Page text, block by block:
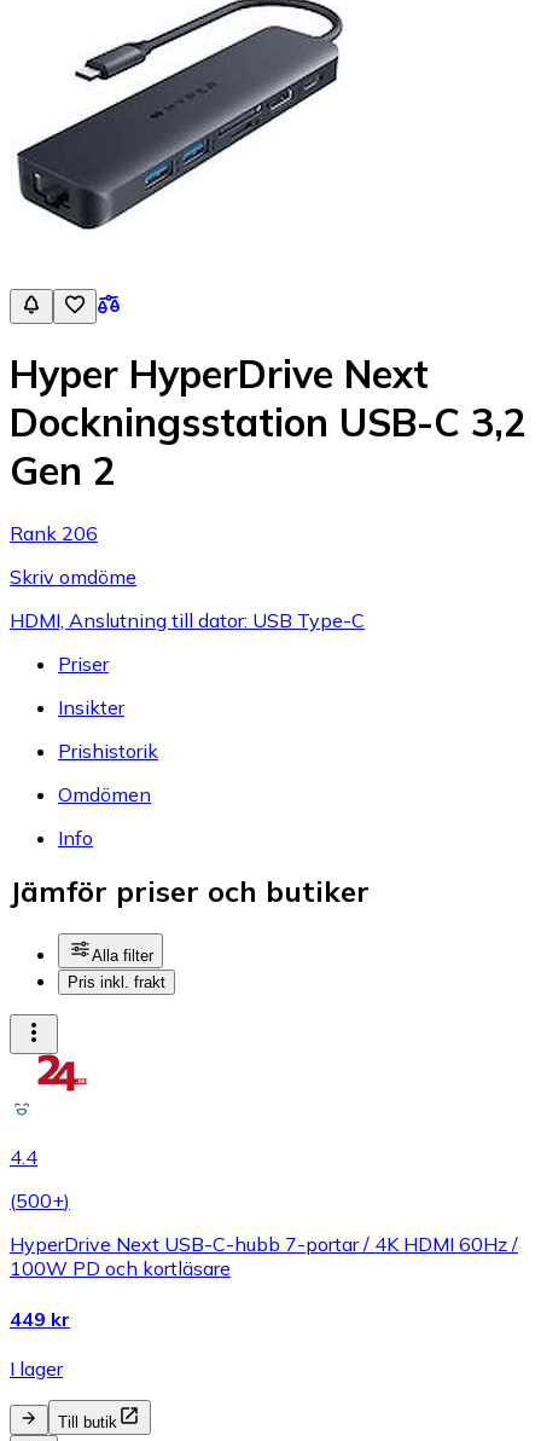
Hyper HyperDrive Next
Dockningsstation USB-C 3,2
Gen 2
Rank 206
Skriv omdöme
HDMI, Anslutning till dator: USB Type-C
Priser
Insikter
Prishistorik
Omdömen
Info
Jämför priser och butiker
Alla filter
Pris inkl. frakt
4.4
(500+)
HyperDrive Next USB-C-hubb 7-portar / 4K HDMI 60Hz /
100W PD och kortläsare
449 kr
I lager
Till butik